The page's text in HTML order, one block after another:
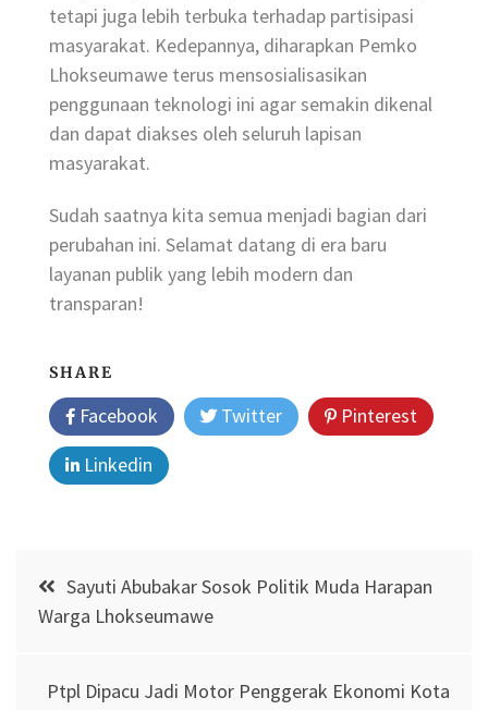
tetapi juga lebih terbuka terhadap partisipasi
masyarakat. Kedepannya, diharapkan Pemko
Lhokseumawe terus mensosialisasikan
penggunaan teknologi ini agar semakin dikenal
dan dapat diakses oleh seluruh lapisan
masyarakat.
Sudah saatnya kita semua menjadi bagian dari
perubahan ini. Selamat datang di era baru
layanan publik yang lebih modern dan
transparan!
SHARE
Facebook Twitter
Pinterest
Linkedin
Post
navigation
Sayuti Abubakar Sosok Politik Muda Harapan
Warga Lhokseumawe
Ptpl Dipacu Jadi Motor Penggerak Ekonomi Kota